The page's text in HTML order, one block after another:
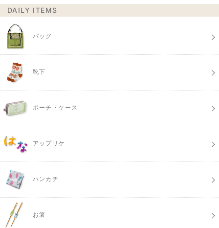
DAILY ITEMS
バッグ
靴下
ポーチ・ケース
アップリケ
ハンカチ
お箸